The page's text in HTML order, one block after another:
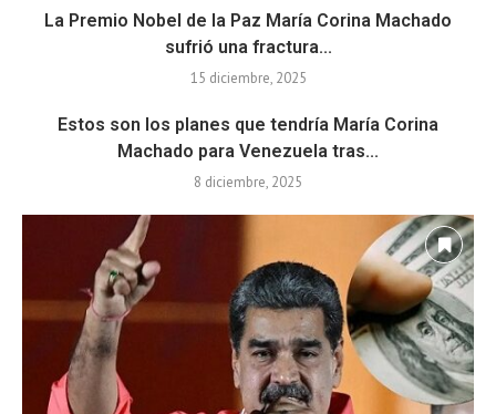
La Premio Nobel de la Paz María Corina Machado
sufrió una fractura...
15 diciembre, 2025
Estos son los planes que tendría María Corina
Machado para Venezuela tras...
8 diciembre, 2025